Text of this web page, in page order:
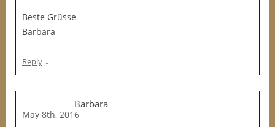
Beste Grüsse
Barbara
Reply ↓
Barbara
May 8th, 2016